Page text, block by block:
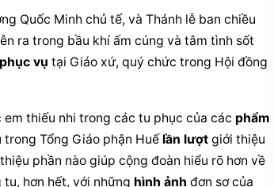
Quốc Minh chủ tế, và Thánh lễ ban chiều
ra trong bầu khí ấm cúng và tâm tình sốt
phục vụ tại Giáo xứ, quý chức trong Hội đồng
thiếu nhi trong các tu phục của các phẩm
trong Tổng Giáo phận Huế lần lượt giới thiệu
phần nào giúp cộng đoàn hiểu rõ hơn về
hơn hết, với những hình ảnh đơn sơ của